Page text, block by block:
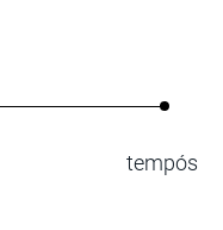
tempós